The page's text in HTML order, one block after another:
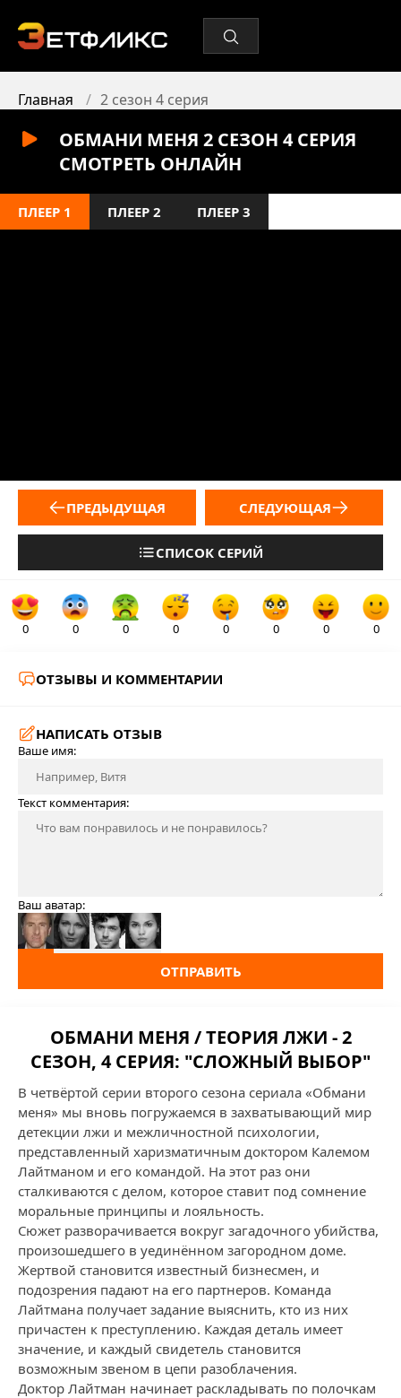
Главная 2 сезон 4 серия
ОБМАНИ МЕНЯ 2 СЕЗОН 4 СЕРИЯ
СМОТРЕТЬ ОНЛАЙН
ПЛЕЕР 1 ПЛЕЕР 2 ПЛЕЕР 3
ПРЕДЫДУЩАЯ
СПИСОК СЕРИЙ
СЛЕДУЮЩАЯ
0 0 0 0 0 0 0 0
ОТЗЫВЫ И КОММЕНТАРИИ
НАПИСАТЬ ОТЗЫВ
Ваше имя:
Текст комментария:
Ваш аватар:
ОТПРАВИТЬ
ОБМАНИ МЕНЯ / ТЕОРИЯ ЛЖИ - 2
СЕЗОН, 4 СЕРИЯ: "СЛОЖНЫЙ ВЫБОР"
В четвёртой серии второго сезона сериала «Обмани
меня» мы вновь погружаемся в захватывающий мир
детекции лжи и межличностной психологии,
представленный харизматичным доктором Калемом
Лайтманом и его командой. На этот раз они
сталкиваются с делом, которое ставит под сомнение
моральные принципы и лояльность.
Сюжет разворачивается вокруг загадочного убийства,
произошедшего в уединённом загородном доме.
Жертвой становится известный бизнесмен, и
подозрения падают на его партнеров. Команда
Лайтмана получает задание выяснить, кто из них
причастен к преступлению. Каждая деталь имеет
значение, и каждый свидетель становится
возможным звеном в цепи разоблачения.
Доктор Лайтман начинает раскладывать по полочкам